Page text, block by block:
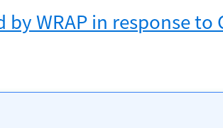
by WRAP in response to